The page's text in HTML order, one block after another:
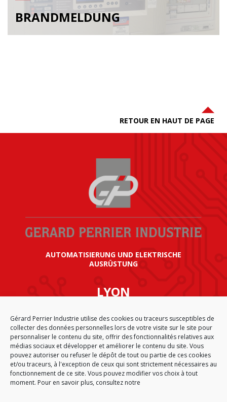
Gérard Perrier Industrie utilise des cookies ou traceurs susceptibles de
collecter des données personnelles lors de votre visite sur le site pour
personnaliser le contenu du site, offrir des fonctionnalités relatives aux
médias sociaux et développer et améliorer le contenu du site. Vous
pouvez autoriser ou refuser le dépôt de tout ou partie de ces cookies
et/ou traceurs, à l'exception de ceux qui sont strictement nécessaires au
fonctionnement de ce site. Vous pouvez modifier vos choix à tout
moment. Pour en savoir plus, consultez notre
BRANDMELDUNG
RETOUR EN HAUT DE PAGE
AUTOMATISIERUNG UND ELEKTRISCHE
AUSRÜSTUNG
LYON
AIRPARC – 160 rue de Norvège
CS 50009
69125 LYON AÉROPORT SAINT EXUPÉRY
FRANKREICH